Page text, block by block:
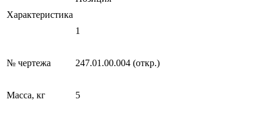
Характеристика
1
№ чертежа 247.01.00.004 (откр.)
Масса, кг 5